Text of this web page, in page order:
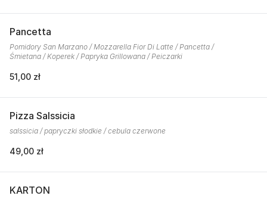
Pancetta
Pomidory San Marzano / Mozzarella Fior Di Latte / Pancetta /
Śmietana / Koperek / Papryka Grillowana / Peiczarki
51,00 zł
Pizza Salssicia
salssicia / papryczki słodkie / cebula czerwone
49,00 zł
KARTON